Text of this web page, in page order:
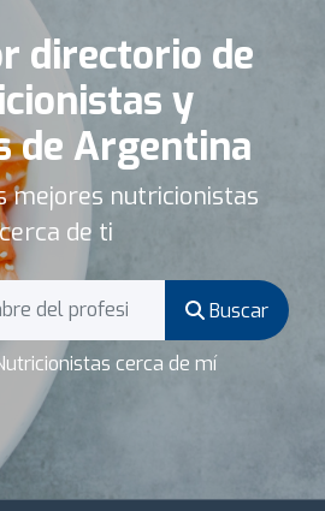
directorio de
y
de Argentina
mejores nutricionistas
de ti
Buscar
cerca de mí